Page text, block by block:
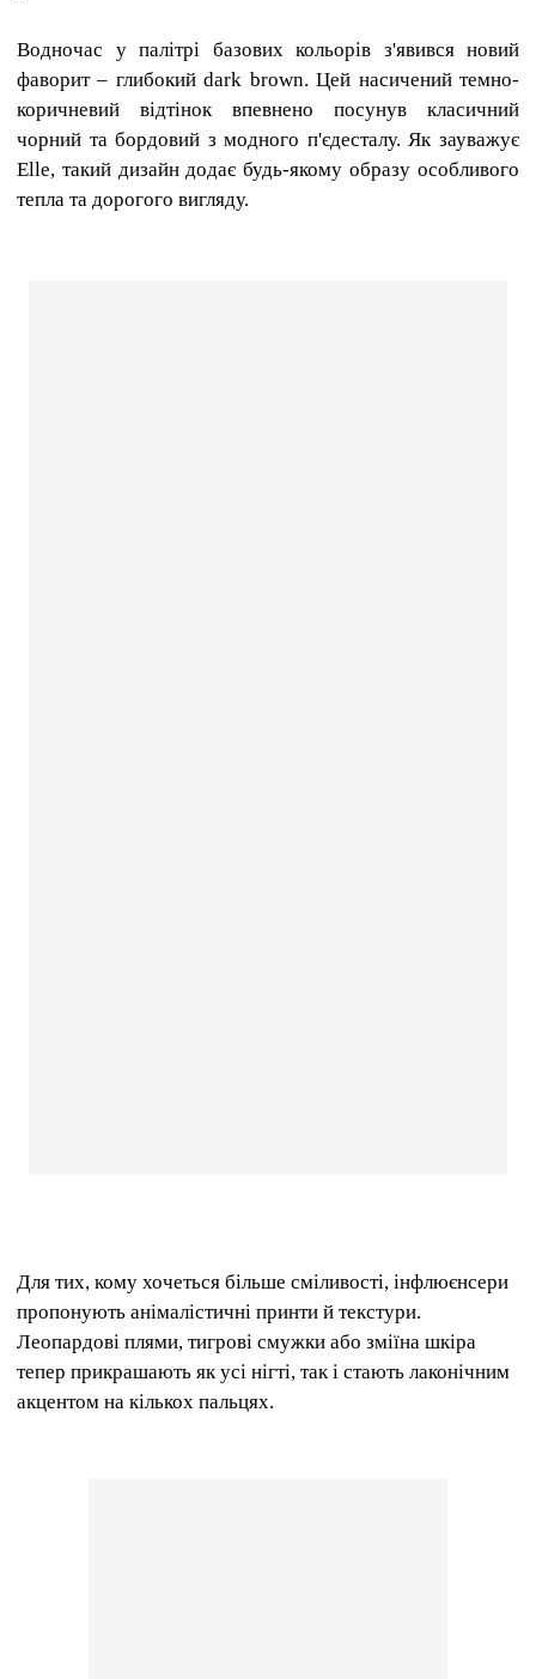
Водночас у палітрі базових кольорів з'явився новий
фаворит – глибокий dark brown. Цей насичений темно-
коричневий відтінок впевнено посунув класичний
чорний та бордовий з модного п'єдесталу. Як зауважує
Elle, такий дизайн додає будь-якому образу особливого
тепла та дорогого вигляду.
Для тих, кому хочеться більше сміливості, інфлюєнсери
пропонують анімалістичні принти й текстури.
Леопардові плями, тигрові смужки або зміїна шкіра
тепер прикрашають як усі нігті, так і стають лаконічним
акцентом на кількох пальцях.